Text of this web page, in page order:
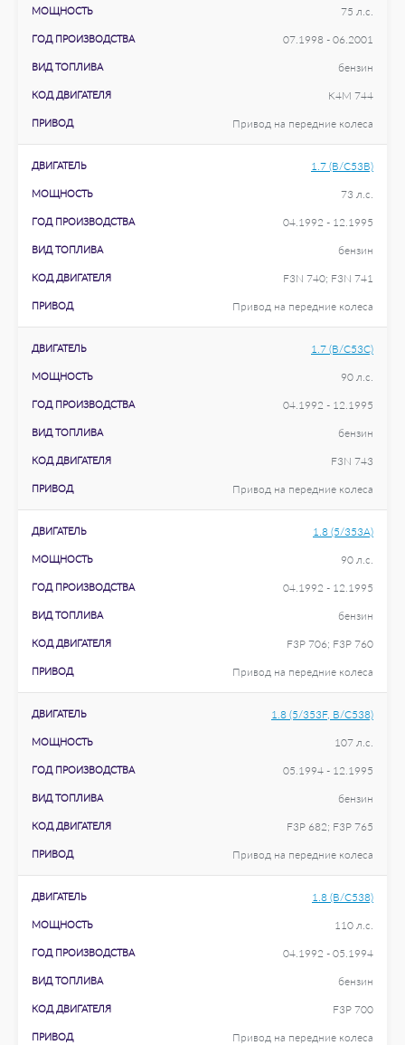
МОЩНОСТЬ 75 л.с.
ГОД ПРОИЗВОДСТВА 07.1998 - 06.2001
ВИД ТОПЛИВА бензин
КОД ДВИГАТЕЛЯ K4M 744
ПРИВОД Привод на передние колеса
ДВИГАТЕЛЬ 1.7 (B/C53B)
МОЩНОСТЬ 73 л.с.
ГОД ПРОИЗВОДСТВА 04.1992 - 12.1995
ВИД ТОПЛИВА бензин
КОД ДВИГАТЕЛЯ F3N 740; F3N 741
ПРИВОД Привод на передние колеса
ДВИГАТЕЛЬ 1.7 (B/C53C)
МОЩНОСТЬ 90 л.с.
ГОД ПРОИЗВОДСТВА 04.1992 - 12.1995
ВИД ТОПЛИВА бензин
КОД ДВИГАТЕЛЯ F3N 743
ПРИВОД Привод на передние колеса
ДВИГАТЕЛЬ 1.8 (5/353A)
МОЩНОСТЬ 90 л.с.
ГОД ПРОИЗВОДСТВА 04.1992 - 12.1995
ВИД ТОПЛИВА бензин
КОД ДВИГАТЕЛЯ F3P 706; F3P 760
ПРИВОД Привод на передние колеса
ДВИГАТЕЛЬ 1.8 (5/353F, B/C538)
МОЩНОСТЬ 107 л.с.
ГОД ПРОИЗВОДСТВА 05.1994 - 12.1995
ВИД ТОПЛИВА бензин
КОД ДВИГАТЕЛЯ F3P 682; F3P 765
ПРИВОД Привод на передние колеса
ДВИГАТЕЛЬ 1.8 (B/C538)
МОЩНОСТЬ 110 л.с.
ГОД ПРОИЗВОДСТВА 04.1992 - 05.1994
ВИД ТОПЛИВА бензин
КОД ДВИГАТЕЛЯ F3P 700
ПРИВОД Привод на передние колеса